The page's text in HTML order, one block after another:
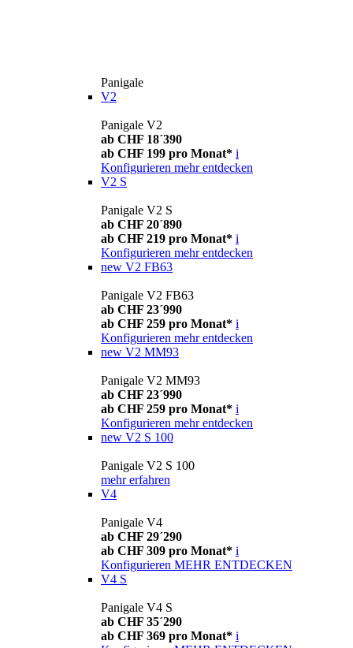
Panigale
V2
Panigale V2
ab CHF 18´390
ab CHF 199 pro Monat* i
Konfigurieren mehr entdecken
V2 S
Panigale V2 S
ab CHF 20´890
ab CHF 219 pro Monat* i
Konfigurieren mehr entdecken
new V2 FB63
Panigale V2 FB63
ab CHF 23´990
ab CHF 259 pro Monat* i
Konfigurieren mehr entdecken
new V2 MM93
Panigale V2 MM93
ab CHF 23´990
ab CHF 259 pro Monat* i
Konfigurieren mehr entdecken
new V2 S 100
Panigale V2 S 100
mehr erfahren
V4
Panigale V4
ab CHF 29´290
ab CHF 309 pro Monat* i
Konfigurieren MEHR ENTDECKEN
V4 S
Panigale V4 S
ab CHF 35´290
ab CHF 369 pro Monat* i